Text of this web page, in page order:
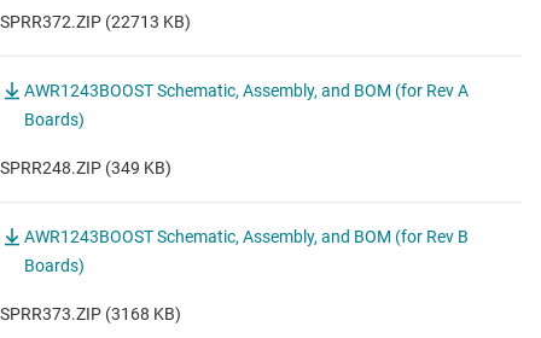
SPRR372.ZIP (22713 KB)
AWR1243BOOST Schematic, Assembly, and BOM (for Rev A
Boards)
SPRR248.ZIP (349 KB)
AWR1243BOOST Schematic, Assembly, and BOM (for Rev B
Boards)
SPRR373.ZIP (3168 KB)